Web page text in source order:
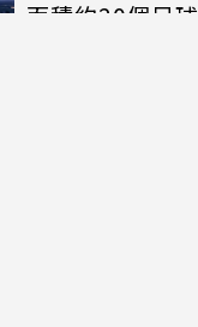
面積約20個足